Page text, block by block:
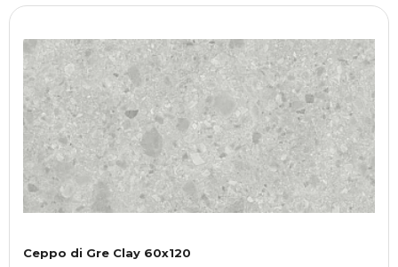
Ceppo di Gre Clay 60x120